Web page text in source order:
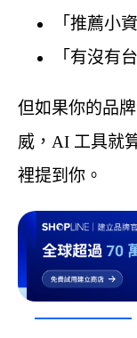
「推薦小
「有沒有
但如果你的品
威，AI 工具就
裡提到你。